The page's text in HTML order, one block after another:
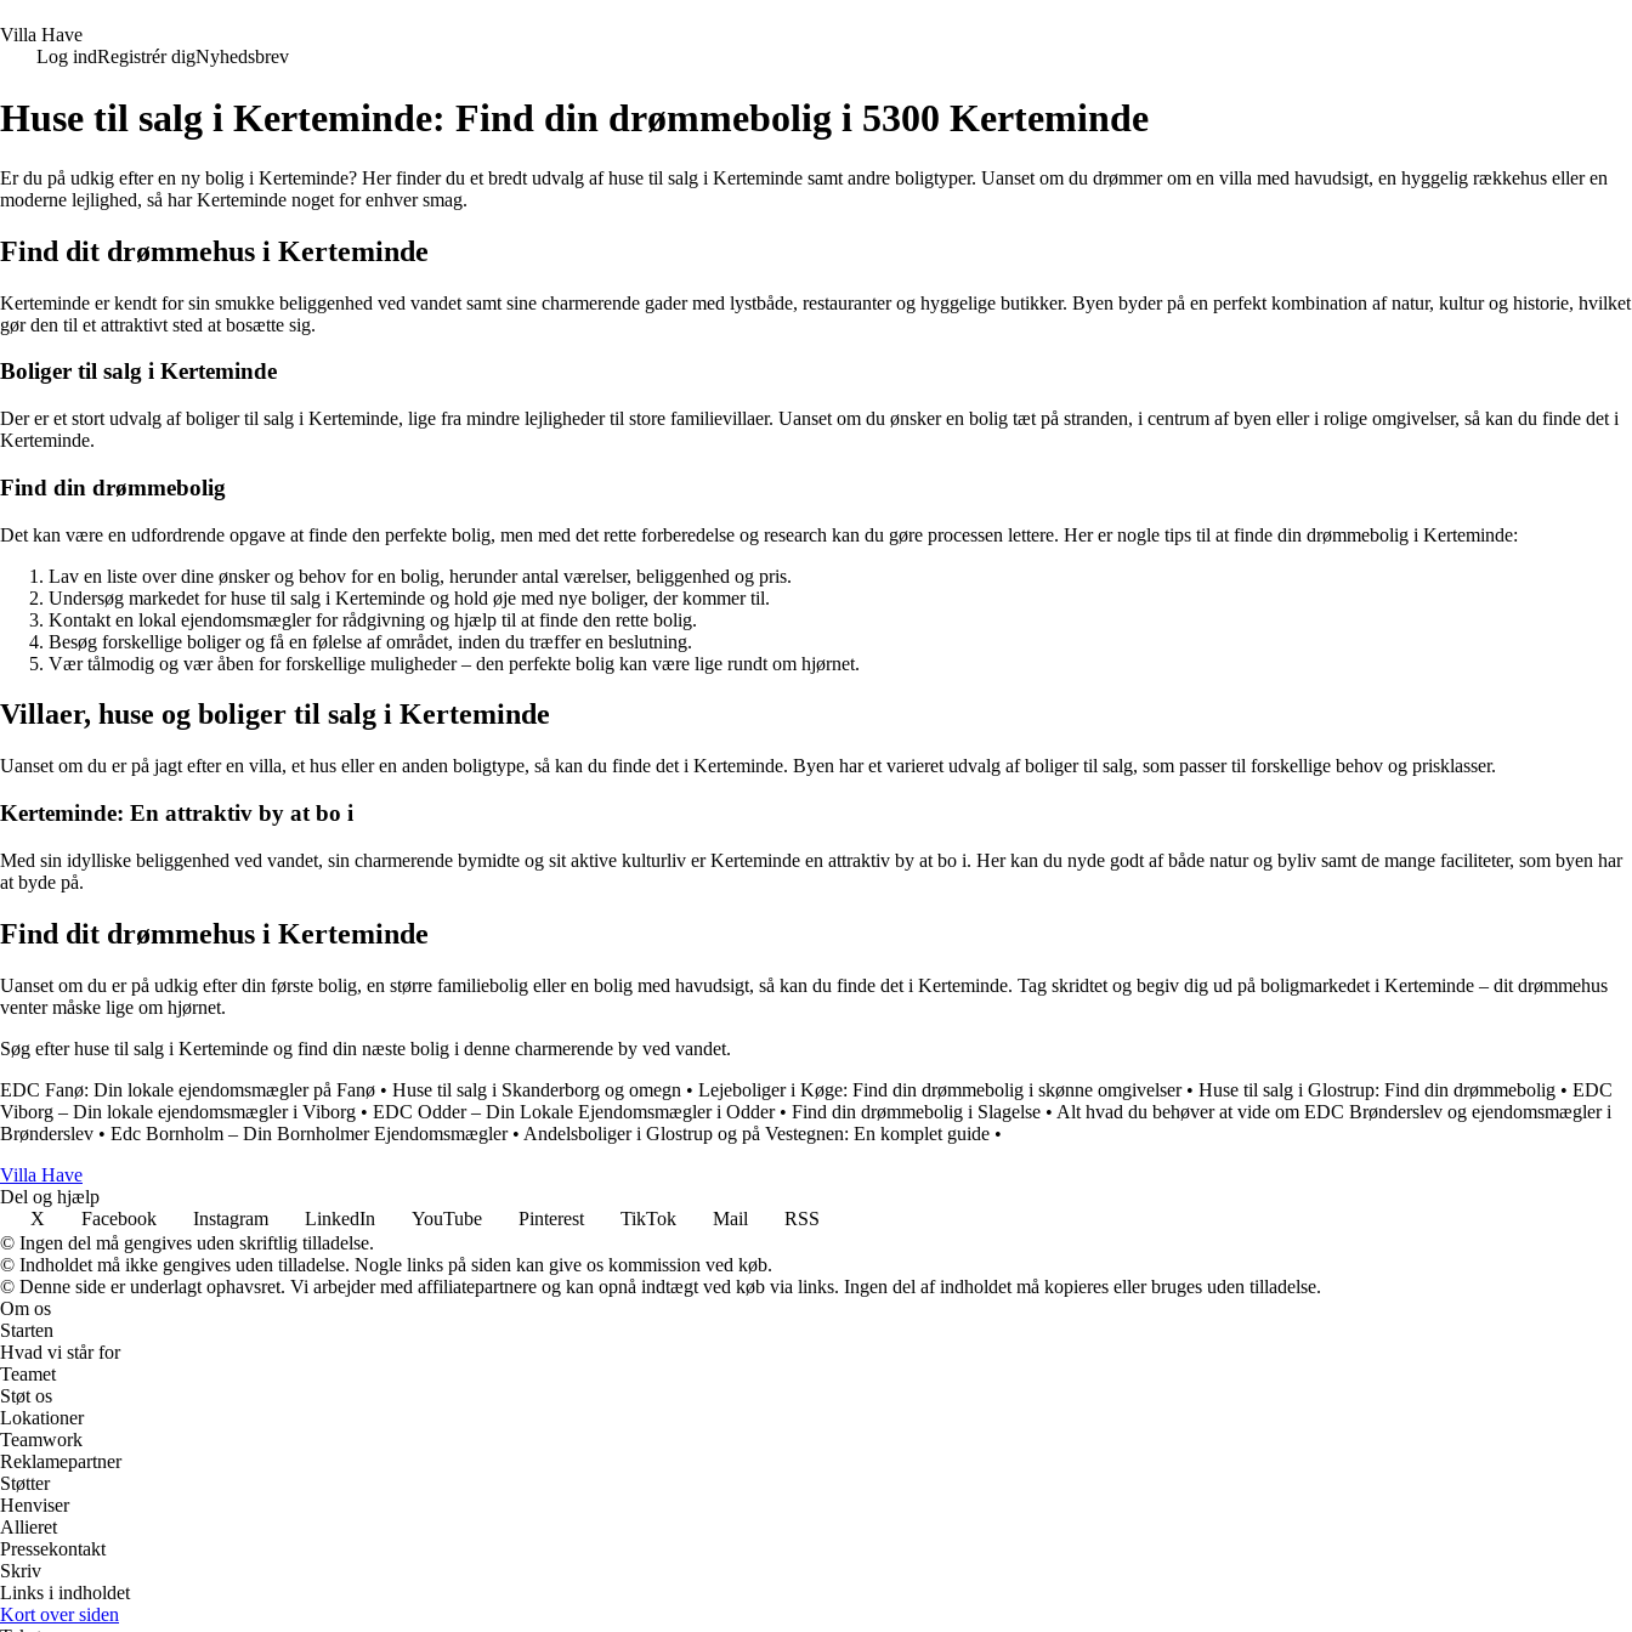
Villa Have
Log indRegistrér digNyhedsbrev
Huse til salg i Kerteminde: Find din drømmebolig i 5300 Kerteminde
Er du på udkig efter en ny bolig i Kerteminde? Her finder du et bredt udvalg af huse til salg i Kerteminde samt andre boligtyper. Uanset om du drømmer om en villa med havudsigt, en hyggelig rækkehus eller en
moderne lejlighed, så har Kerteminde noget for enhver smag.
Find dit drømmehus i Kerteminde
Kerteminde er kendt for sin smukke beliggenhed ved vandet samt sine charmerende gader med lystbåde, restauranter og hyggelige butikker. Byen byder på en perfekt kombination af natur, kultur og historie, hvilket
gør den til et attraktivt sted at bosætte sig.
Boliger til salg i Kerteminde
Der er et stort udvalg af boliger til salg i Kerteminde, lige fra mindre lejligheder til store familievillaer. Uanset om du ønsker en bolig tæt på stranden, i centrum af byen eller i rolige omgivelser, så kan du finde det i
Kerteminde.
Find din drømmebolig
Det kan være en udfordrende opgave at finde den perfekte bolig, men med det rette forberedelse og research kan du gøre processen lettere. Her er nogle tips til at finde din drømmebolig i Kerteminde:
Lav en liste over dine ønsker og behov for en bolig, herunder antal værelser, beliggenhed og pris.
Undersøg markedet for huse til salg i Kerteminde og hold øje med nye boliger, der kommer til.
Kontakt en lokal ejendomsmægler for rådgivning og hjælp til at finde den rette bolig.
Besøg forskellige boliger og få en følelse af området, inden du træffer en beslutning.
Vær tålmodig og vær åben for forskellige muligheder – den perfekte bolig kan være lige rundt om hjørnet.
Villaer, huse og boliger til salg i Kerteminde
Uanset om du er på jagt efter en villa, et hus eller en anden boligtype, så kan du finde det i Kerteminde. Byen har et varieret udvalg af boliger til salg, som passer til forskellige behov og prisklasser.
Kerteminde: En attraktiv by at bo i
Med sin idylliske beliggenhed ved vandet, sin charmerende bymidte og sit aktive kulturliv er Kerteminde en attraktiv by at bo i. Her kan du nyde godt af både natur og byliv samt de mange faciliteter, som byen har
at byde på.
Find dit drømmehus i Kerteminde
Uanset om du er på udkig efter din første bolig, en større familiebolig eller en bolig med havudsigt, så kan du finde det i Kerteminde. Tag skridtet og begiv dig ud på boligmarkedet i Kerteminde – dit drømmehus
venter måske lige om hjørnet.
Søg efter huse til salg i Kerteminde og find din næste bolig i denne charmerende by ved vandet.
EDC Fanø: Din lokale ejendomsmægler på Fanø • Huse til salg i Skanderborg og omegn • Lejeboliger i Køge: Find din drømmebolig i skønne omgivelser• Huse til salg i Glostrup: Find din drømmebolig • EDC
Viborg – Din lokale ejendomsmægler i Viborg • EDC Odder – Din Lokale Ejendomsmægler i Odder• Find din drømmebolig i Slagelse • Alt hvad du behøver at vide om EDC Brønderslev og ejendomsmægler i
Brønderslev • Edc Bornholm – Din Bornholmer Ejendomsmægler• Andelsboliger i Glostrup og på Vestegnen: En komplet guide •
Villa Have
Del og hjælp
X
Facebook Instagram LinkedIn YouTube Pinterest TikTok Mail
RSS
© Ingen del må gengives uden skriftlig tilladelse.
© Indholdet må ikke gengives uden tilladelse. Nogle links på siden kan give os kommission ved køb.
© Denne side er underlagt ophavsret. Vi arbejder med affiliatepartnere og kan opnå indtægt ved køb via links. Ingen del af indholdet må kopieres eller bruges uden tilladelse.
Om os
Starten
Hvad vi står for
Teamet
Støt os
Lokationer
Teamwork
Reklamepartner
Støtter
Henviser
Allieret
Pressekontakt
Skriv
Links i indholdet
Kort over siden